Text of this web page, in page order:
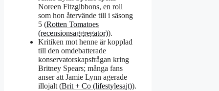
Noreen Fitzgibbons, en roll
som hon återvände till i säsong
5 (Rotten Tomatoes
(recensionsaggregator)).
Kritiken mot henne är kopplad
till den omdebatterade
konservatorskapsfrågan kring
Britney Spears; många fans
anser att Jamie Lynn agerade
illojalt (Brit + Co (lifestylesajt)).